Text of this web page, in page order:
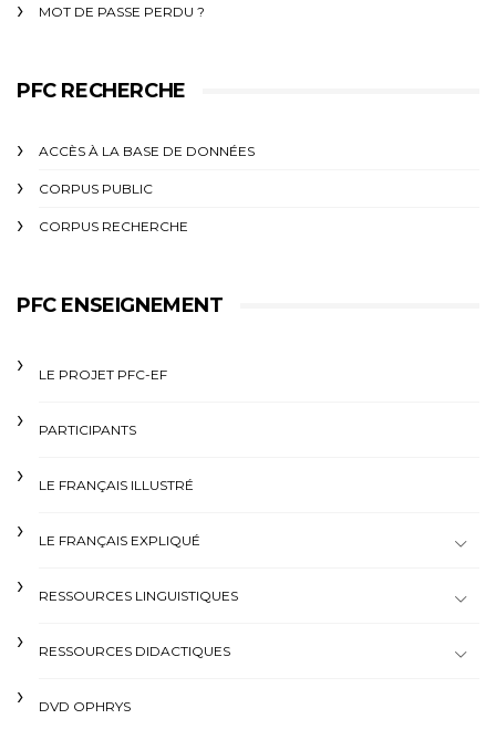
MOT DE PASSE PERDU ?
PFC RECHERCHE
ACCÈS À LA BASE DE DONNÉES
CORPUS PUBLIC
CORPUS RECHERCHE
PFC ENSEIGNEMENT
LE PROJET PFC-EF
PARTICIPANTS
LE FRANÇAIS ILLUSTRÉ
LE FRANÇAIS EXPLIQUÉ
RESSOURCES LINGUISTIQUES
RESSOURCES DIDACTIQUES
DVD OPHRYS